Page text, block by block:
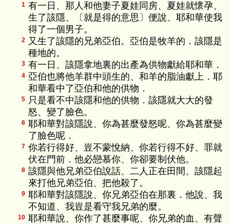
1 有一日、那人和他妻子夏娃同房、夏娃就懷孕、
生了該隱、〔就是得的意思〕便說、耶和華使我
得了一個男子。
2 又生了該隱的兄弟亞伯。亞伯是牧羊的．該隱是
種地的。
3 有一日、該隱拿地裏的出產為供物獻給耶和華．
4 亞伯也將他羊群中頭生的、和羊的脂油獻上．耶
和華看中了亞伯和他的供物．
5 只是看不中該隱和他的供物．該隱就大大的發
怒、變了臉色。
6 耶和華對該隱說、你為甚麼發怒呢、你為甚麼變
了臉色呢．
7 你若行得好、豈不蒙悅納、你若行得不好、罪就
伏在門前．他必戀慕你、你卻要制伏他。
8 該隱與他兄弟亞伯說話、二人正在田間、該隱起
來打他兄弟亞伯、把他殺了。
9 耶和華對該隱說、你兄弟亞伯在那裏．他說、我
不知道、我豈是看守我兄弟的麼。
10 耶和華說、你作了甚麼事呢、你兄弟的血、有聲